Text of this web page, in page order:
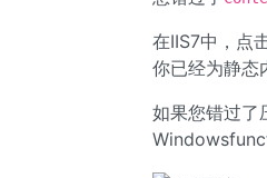
在IIS7中，点
你已经为静态
如果您错过了